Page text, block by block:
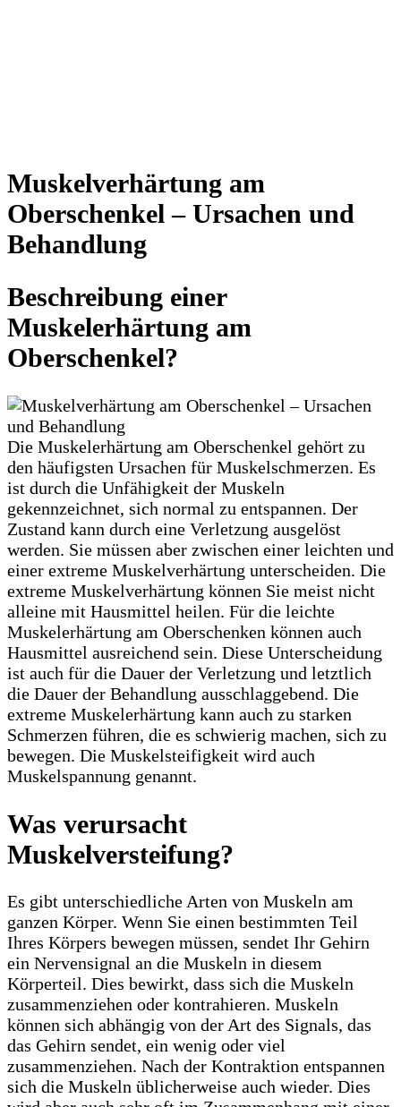
Muskelverhärtung am
Oberschenkel – Ursachen und
Behandlung
Beschreibung einer
Muskelerhärtung am
Oberschenkel?
Die Muskelerhärtung am Oberschenkel gehört zu
den häufigsten Ursachen für Muskelschmerzen. Es
ist durch die Unfähigkeit der Muskeln
gekennzeichnet, sich normal zu entspannen. Der
Zustand kann durch eine Verletzung ausgelöst
werden. Sie müssen aber zwischen einer leichten und
einer extreme Muskelverhärtung unterscheiden. Die
extreme Muskelverhärtung können Sie meist nicht
alleine mit Hausmittel heilen. Für die leichte
Muskelerhärtung am Oberschenken können auch
Hausmittel ausreichend sein. Diese Unterscheidung
ist auch für die Dauer der Verletzung und letztlich
die Dauer der Behandlung ausschlaggebend. Die
extreme Muskelerhärtung kann auch zu starken
Schmerzen führen, die es schwierig machen, sich zu
bewegen. Die Muskelsteifigkeit wird auch
Muskelspannung genannt.
Was verursacht
Muskelversteifung?
Es gibt unterschiedliche Arten von Muskeln am
ganzen Körper. Wenn Sie einen bestimmten Teil
Ihres Körpers bewegen müssen, sendet Ihr Gehirn
ein Nervensignal an die Muskeln in diesem
Körperteil. Dies bewirkt, dass sich die Muskeln
zusammenziehen oder kontrahieren. Muskeln
können sich abhängig von der Art des Signals, das
das Gehirn sendet, ein wenig oder viel
zusammenziehen. Nach der Kontraktion entspannen
sich die Muskeln üblicherweise auch wieder. Dies